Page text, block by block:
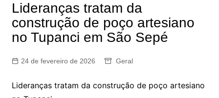
Lideranças tratam da
construção de poço artesiano
no Tupanci em São Sepé
24 de fevereiro de 2026 Geral
Lideranças tratam da construção de poço artesiano